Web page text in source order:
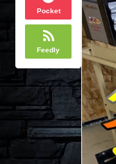
Pocket
Feedly